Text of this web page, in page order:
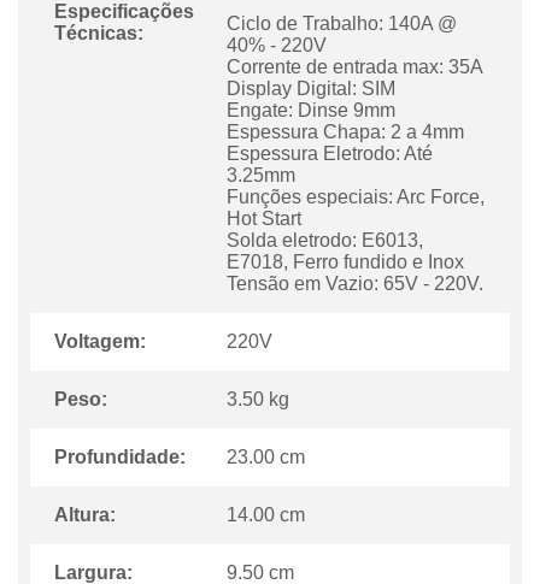
Especificações
Técnicas:
Ciclo de Trabalho: 140A @
40% - 220V
Corrente de entrada max: 35A
Display Digital: SIM
Engate: Dinse 9mm
Espessura Chapa: 2 a 4mm
Espessura Eletrodo: Até
3.25mm
Funções especiais: Arc Force,
Hot Start
Solda eletrodo: E6013,
E7018, Ferro fundido e Inox
Tensão em Vazio: 65V - 220V.
Voltagem: 220V
Peso: 3.50 kg
Profundidade: 23.00 cm
Altura: 14.00 cm
Largura: 9.50 cm